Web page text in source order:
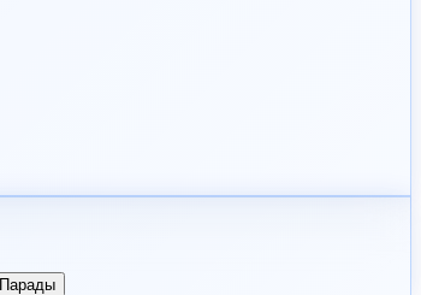
Парады